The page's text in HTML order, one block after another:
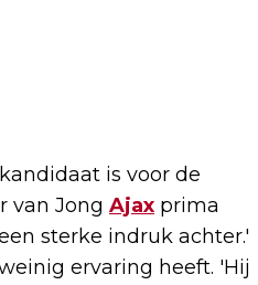
is voor de
van Jong Ajax prima
sterke indruk achter.'
ervaring heeft. 'Hij